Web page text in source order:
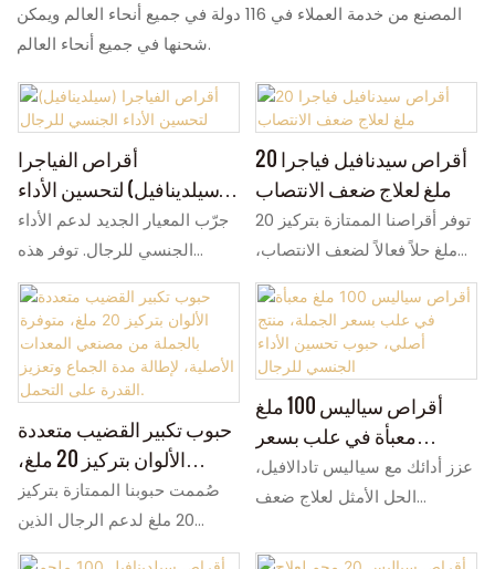
المصنع من خدمة العملاء في 116 دولة في جميع أنحاء العالم ويمكن
شحنها في جميع أنحاء العالم.
أقراص الفياجرا
(سيلدينافيل) لتحسين الأداء
الجنسي للرجال
جرّب المعيار الجديد لدعم الأداء
الجنسي للرجال. توفر هذه
الأقراص الغذائية للرجال طاقةً
وأداءً جنسيًا فائقين. وباعتبارها
أقراصًا ممتازة لتعزيز القدرة
الجنسية، فهي تضمن نتائج فعّالة
وطويلة الأمد. إمكانية التخصيص
متاحة. تواصل معنا اليوم!
أقراص سيدنافيل فياجرا 20
ملغ لعلاج ضعف الانتصاب
توفر أقراصنا الممتازة بتركيز 20
ملغ حلاً فعالاً لضعف الانتصاب،
حيث تعمل كدواء سريع المفعول.
تُحسّن هذه الأقراص الأداء
الجنسي والتحكم لدى الرجال.
مثالية للموزعين، نوفر كميات
كبيرة من هذه الأقراص مع
إمكانية تخصيص التغليف بالكامل.
تواصلوا معنا لمعرفة أسعار هذه
الأقراص الفعّالة لتحسين الأداء
حبوب تكبير القضيب متعددة
الألوان بتركيز 20 ملغ،
متوفرة بالجملة من مصنعي
المعدات الأصلية، لإطالة مدة
الجماع وتعزيز القدرة على
صُممت حبوبنا الممتازة بتركيز
20 ملغ لدعم الرجال الذين
يعانون من مشاكل في الأداء
أقراص سياليس 100 ملغ
معبأة في علب بسعر
الجملة، منتج أصلي، حبوب
تحسين الأداء الجنسي
عزز أدائك مع سياليس تادالافيل،
الحل الأمثل لعلاج ضعف
أقوى يدوم لفترة أطول وتأخير